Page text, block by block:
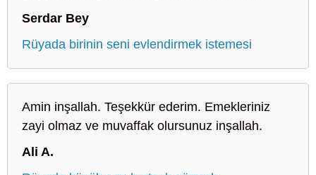
Serdar Bey
Rüyada birinin seni evlendirmek istemesi
Amin inşallah. Teşekkür ederim. Emekleriniz
zayi olmaz ve muvaffak olursunuz inşallah.
Ali A.